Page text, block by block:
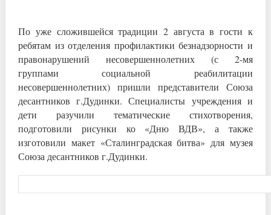
По уже сложившейся традиции 2 августа в гости к
ребятам из отделения профилактики безнадзорности и
правонарушений несовершеннолетних (с 2-мя
группами социальной реабилитации
несовершеннолетних) пришли представители Союза
десантников г.Дудинки. Специалисты учреждения и
дети разучили тематические стихотворения,
подготовили рисунки ко «Дню ВДВ», а также
изготовили макет «Сталинградская битва» для музея
Союза десантников г.Дудинки.